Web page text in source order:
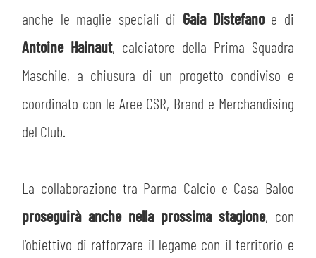
anche le maglie speciali di Gaia Distefanoe di
Antoine Hainaut, calciatore della Prima Squadra
Maschile, a chiusura di un progetto condiviso e
coordinato con le Aree CSR, Brand e Merchandising
del Club.
La collaborazione tra Parma Calcio e Casa Baloo
proseguirà anche nella prossima stagione, con
l’obiettivo di rafforzare il legame con il territorio e